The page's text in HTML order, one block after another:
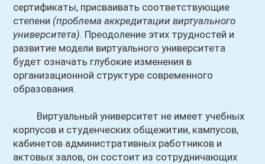
сертификаты, присваивать соответствующие
степени (проблема аккредитации виртуального
университета). Преодоление этих трудностей и
развитие модели виртуального университета
будет означать глубокие изменения в
организационной структуре современного
образования.
Виртуальный университет не имеет учебных
корпусов и студенческих общежитии, кампусов,
кабинетов административных работников и
актовых залов, он состоит из сотрудничающих